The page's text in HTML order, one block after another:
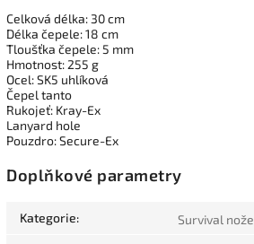
Celková délka: 30 cm
Délka čepele: 18 cm
Tloušťka čepele: 5 mm
Hmotnost: 255 g
Ocel: SK5 uhlíková
Čepel tanto
Rukojeť: Kray-Ex
Lanyard hole
Pouzdro: Secure-Ex
Doplňkové parametry
Kategorie: Survival nože